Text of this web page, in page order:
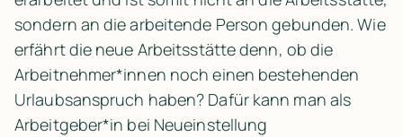
sondern an die arbeitende Person gebunden. Wie
erfährt die neue Arbeitsstätte denn, ob die
Arbeitnehmer*innen noch einen bestehenden
Urlaubsanspruch haben? Dafür kann man als
Arbeitgeber*in bei Neueinstellung